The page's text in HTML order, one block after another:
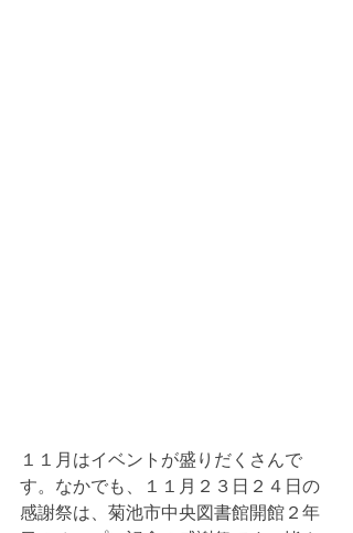
１１月はイベントが盛りだくさんで
す。なかでも、１１月２３日２４日の
感謝祭は、菊池市中央図書館開館２年